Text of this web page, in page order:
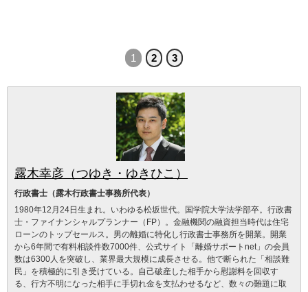
1 2 3
露木幸彦（つゆき・ゆきひこ）
行政書士（露木行政書士事務所代表）
1980年12月24日生まれ。いわゆる松坂世代。国学院大学法学部卒。行政書
士・ファイナンシャルプランナー（FP）。金融機関の融資担当時代は住宅
ローンのトップセールス。男の離婚に特化し行政書士事務所を開業。開業
から6年間で有料相談件数7000件、公式サイト「離婚サポートnet」の会員
数は6300人を突破し、業界最大規模に成長させる。他で断られた「相談難
民」を積極的に引き受けている。自己破産した相手から慰謝料を回収す
る、行方不明になった相手に手切れ金を支払わせるなど、数々の難題に取